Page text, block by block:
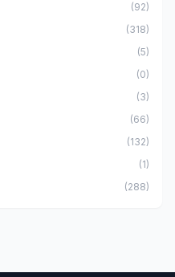
(92)
(318)
(5)
(0)
(3)
(66)
(132)
(1)
(288)